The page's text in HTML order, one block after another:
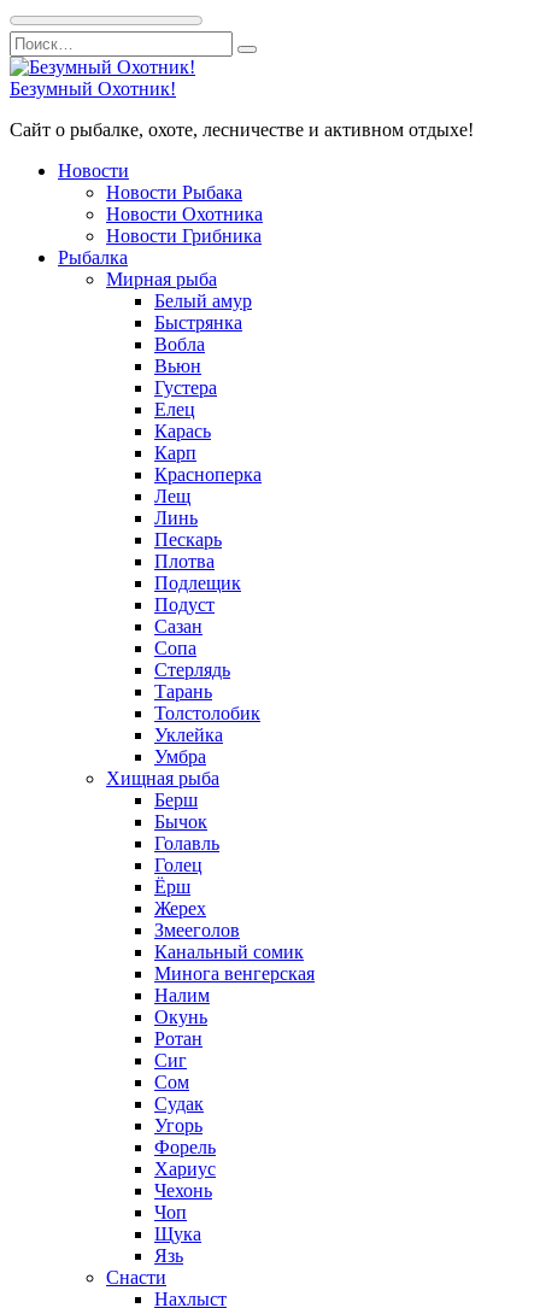
Перейти
к
содержанию
Search
for:
Безумный Охотник!
Сайт о рыбалке, охоте, лесничестве и активном отдыхе!
Новости
Новости Рыбака
Новости Охотника
Новости Грибника
Рыбалка
Мирная рыба
Белый амур
Быстрянка
Вобла
Вьюн
Густера
Елец
Карась
Карп
Красноперка
Лещ
Линь
Пескарь
Плотва
Подлещик
Подуст
Сазан
Сопа
Стерлядь
Тарань
Толстолобик
Уклейка
Умбра
Хищная рыба
Берш
Бычок
Голавль
Голец
Ёрш
Жерех
Змееголов
Канальный сомик
Минога венгерская
Налим
Окунь
Ротан
Сиг
Сом
Судак
Угорь
Форель
Хариус
Чехонь
Чоп
Щука
Язь
Снасти
Нахлыст